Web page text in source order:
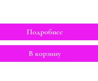
Подробнее
В корзину